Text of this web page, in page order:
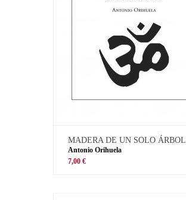
MADERA DE UN SOLO ÁRBOL
Antonio Orihuela
7,00 €